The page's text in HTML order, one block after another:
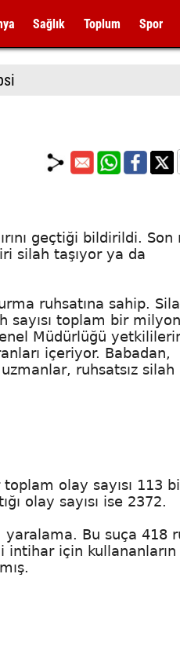
Sağlık Toplum Spor
geçtiği bildirildi. Son
silah taşıyor ya da
ruhsatına sahip.
sayısı toplam bir
Müdürlüğü
içeriyor. Babadan,
ruhsatsız silah
olay sayısı 113
olay sayısı ise 2372.
yaralama. Bu suça 418
intihar için kullananların